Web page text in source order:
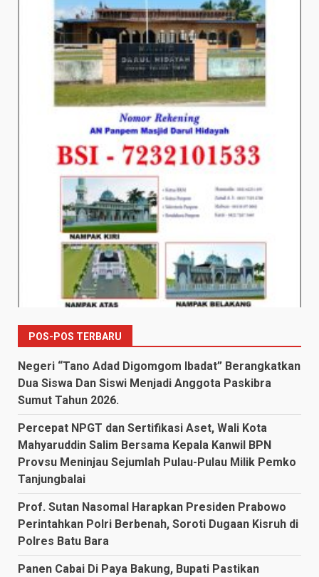
POS-POS TERBARU
Negeri “Tano Adad Digomgom Ibadat” Berangkatkan
Dua Siswa Dan Siswi Menjadi Anggota Paskibra
Sumut Tahun 2026.
Percepat NPGT dan Sertifikasi Aset, Wali Kota
Mahyaruddin Salim Bersama Kepala Kanwil BPN
Provsu Meninjau Sejumlah Pulau-Pulau Milik Pemko
Tanjungbalai
Prof. Sutan Nasomal Harapkan Presiden Prabowo
Perintahkan Polri Berbenah, Soroti Dugaan Kisruh di
Polres Batu Bara
Panen Cabai Di Paya Bakung, Bupati Pastikan